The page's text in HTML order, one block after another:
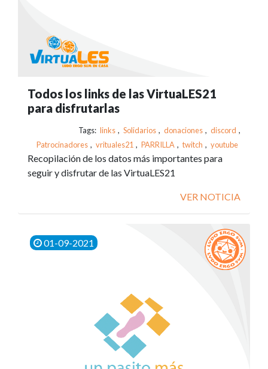
Todos los links de las VirtuaLES21
para disfrutarlas
Tags: links , Solidarios , donaciones , discord ,
Patrocinadores , vrituales21 , PARRILLA , twitch , youtube
Recopilación de los datos más importantes para
seguir y disfrutar de las VirtuaLES21
VER NOTICIA
01-09-2021